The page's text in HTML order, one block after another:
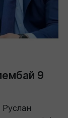
9
Руслан